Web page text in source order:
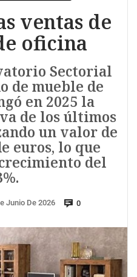
ventas de
oficina
Sectorial
de mueble de
en 2025 la
de los últimos
un valor de
euros, lo que
del
Junio De 2026 0